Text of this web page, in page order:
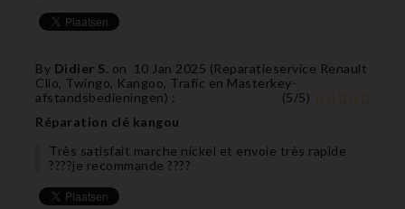
By Didier S. on 10 Jan 2025 (Reparatieservice Renault
Clio, Twingo, Kangoo, Trafic en Masterkey-
afstandsbedieningen) : (5/5)
Réparation clé kangou
Très satisfait marche nickel et envoie très rapide
????je recommande ????